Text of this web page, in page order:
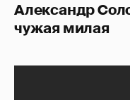
Александр
чужая милая